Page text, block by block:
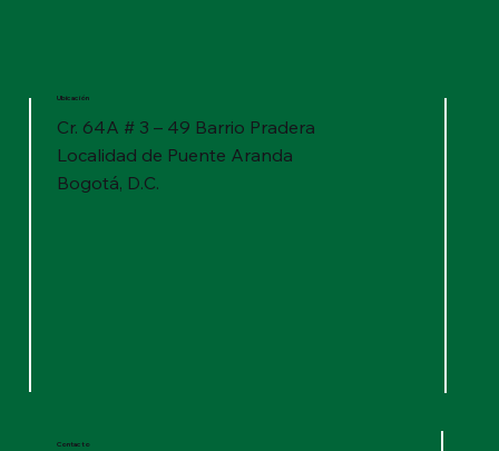
Ubicación
Cr. 64A # 3 – 49 Barrio Pradera
Localidad de Puente Aranda
Bogotá, D.C.
Contacto